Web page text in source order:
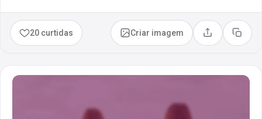
20 curtidas Criar imagem Compartilhar
Copiar